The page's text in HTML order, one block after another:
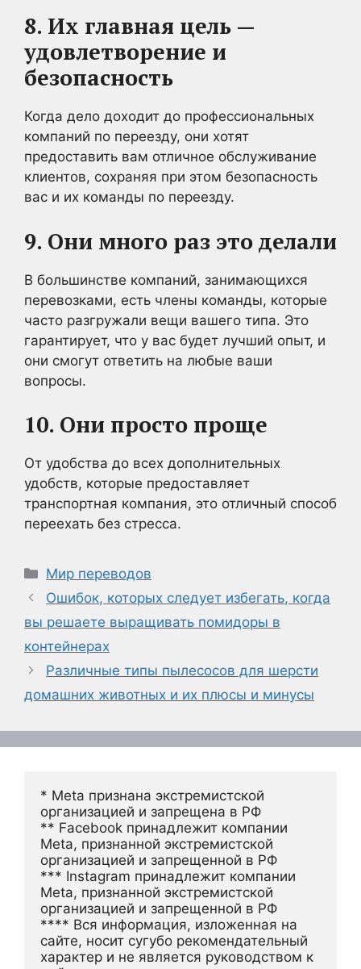
8. Их главная цель —
удовлетворение и
безопасность
Когда дело доходит до профессиональных
компаний по переезду, они хотят
предоставить вам отличное обслуживание
клиентов, сохраняя при этом безопасность
вас и их команды по переезду.
9. Они много раз это делали
В большинстве компаний, занимающихся
перевозками, есть члены команды, которые
часто разгружали вещи вашего типа. Это
гарантирует, что у вас будет лучший опыт, и
они смогут ответить на любые ваши
вопросы.
10. Они просто проще
От удобства до всех дополнительных
удобств, которые предоставляет
транспортная компания, это отличный способ
переехать без стресса.
Рубрики
Мир переводов
Ошибок, которых следует избегать, когда
вы решаете выращивать помидоры в
контейнерах
Различные типы пылесосов для шерсти
домашних животных и их плюсы и минусы
* Meta признана экстремистской
организацией и запрещена в РФ
** Facebook принадлежит компании
Meta, признанной экстремистской
организацией и запрещенной в РФ
*** Instagram принадлежит компании
Meta, признанной экстремистской
организацией и запрещенной в РФ
**** Вся информация, изложенная на
сайте, носит сугубо рекомендательный
характер и не является руководством к